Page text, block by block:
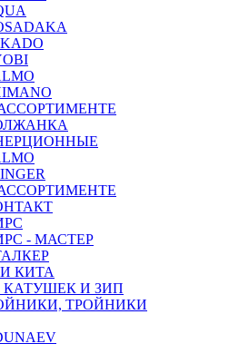
- МАСТЕР
КИТА
И ЗИП
ТРОЙНИКИ